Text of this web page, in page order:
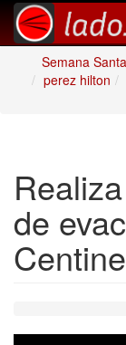
Semana Santa
perez hilton
de